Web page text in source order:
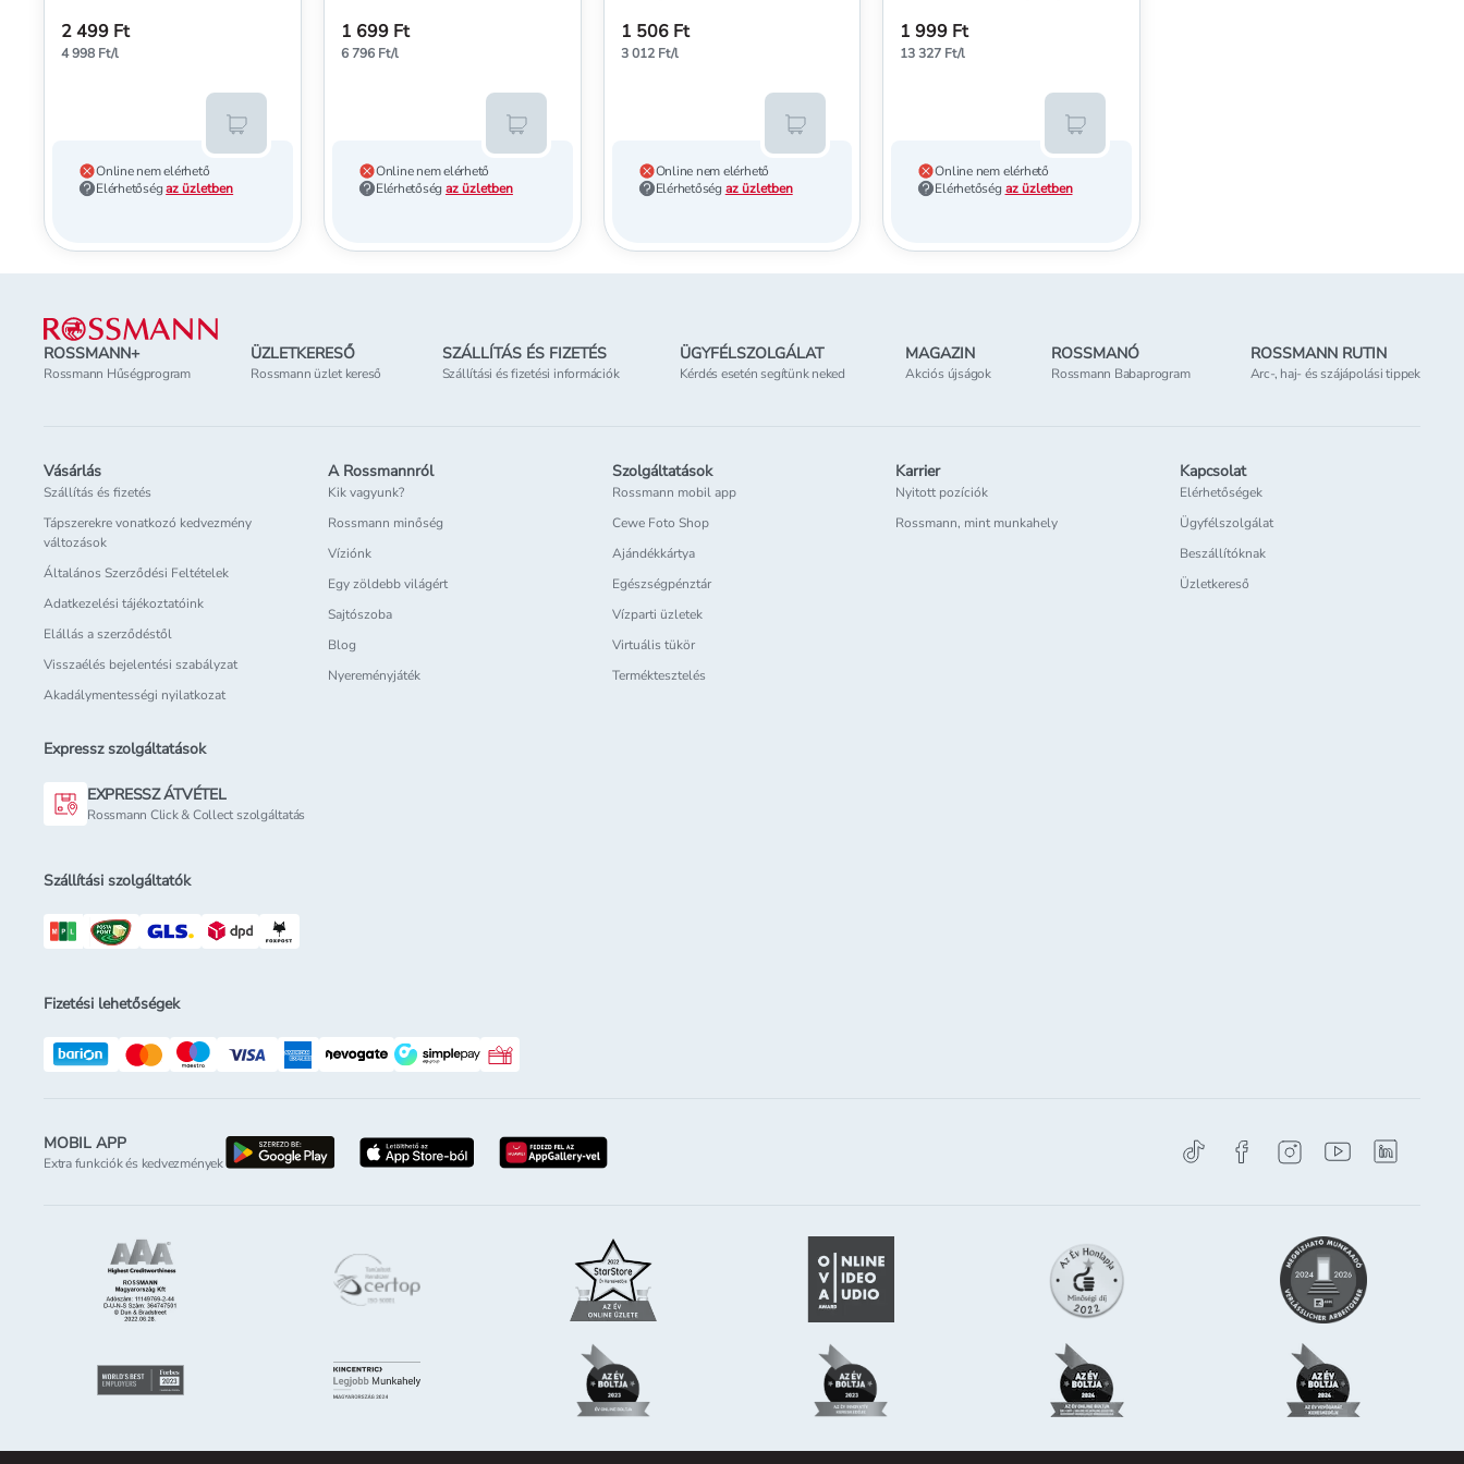
2 499 Ft
4 998 Ft/l
Online nem elérhető
Elérhetőségaz üzletben
Kosárba teszem
1 699 Ft
6 796 Ft/l
Online nem elérhető
Elérhetőség az üzletben
Kosárba teszem
1 506 Ft
3 012 Ft/l
Online nem elérhető
Elérhetőség az üzletben
Kosárba teszem
1 999 Ft
13 327 Ft/l
Online nem elérhető
Elérhetőség az üzletben
Kosárba teszem
Lábléc
ROSSMANN+
Rossmann Hűségprogram
ÜZLETKERESŐ
Rossmann üzlet kereső
SZÁLLÍTÁS ÉS FIZETÉS
Szállítási és fizetési információk
ÜGYFÉLSZOLGÁLAT
Kérdés esetén segítünk neked
MAGAZIN
Akciós újságok
ROSSMANÓ
Rossmann Babaprogram
ROSSMANN RUTIN
Arc-, haj- és szájápolási tippek
Vásárlás
Szállítás és fizetés
Tápszerekre vonatkozó kedvezmény
változások
Általános Szerződési Feltételek
Adatkezelési tájékoztatóink
Elállás a szerződéstől
Visszaélés bejelentési szabályzat
Akadálymentességi nyilatkozat
A Rossmannról
Kik vagyunk?
Rossmann minőség
Víziónk
Egy zöldebb világért
Sajtószoba
Blog
Nyereményjáték
Szolgáltatások
Rossmann mobil app
Cewe Foto Shop
Ajándékkártya
Egészségpénztár
Vízparti üzletek
Virtuális tükör
Terméktesztelés
Karrier
Nyitott pozíciók
Rossmann, mint munkahely
Kapcsolat
Elérhetőségek
Ügyfélszolgálat
Beszállítóknak
Üzletkereső
Expressz szolgáltatások
EXPRESSZ ÁTVÉTEL
Rossmann Click & Collect szolgáltatás
Szállítási szolgáltatók
Fizetési lehetőségek
Rossmann ajándékkártya
MOBIL APP
Extra funkciók és kedvezmények
letöltés a google-play-rölletöltés az app-store-bólletöltés huawei app-galery-böl